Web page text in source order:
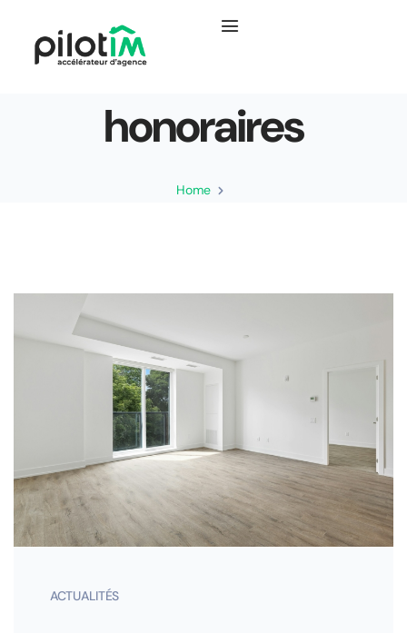
honoraires
Home
ACTUALITÉS